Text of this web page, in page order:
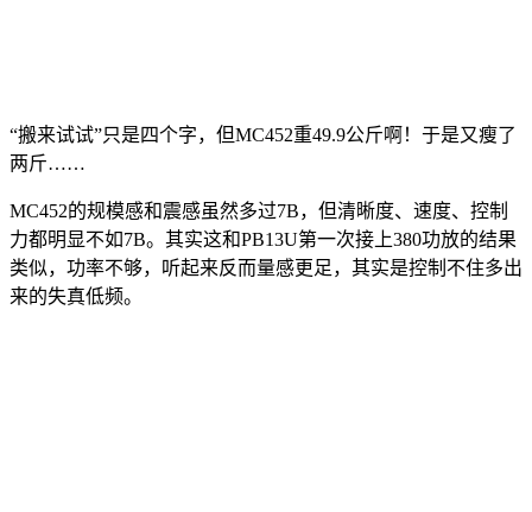
“搬来试试”只是四个字，但MC452重49.9公斤啊！于是又瘦了
两斤……
MC452的规模感和震感虽然多过7B，但清晰度、速度、控制
力都明显不如7B。其实这和PB13U第一次接上380功放的结果
类似，功率不够，听起来反而量感更足，其实是控制不住多出
来的失真低频。